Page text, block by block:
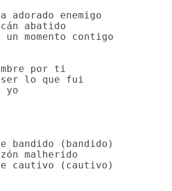
adorado enemigo
abatido
un momento contigo
por ti
ser lo que fui
yo
bandido (bandido)
malherido
cautivo (cautivo)